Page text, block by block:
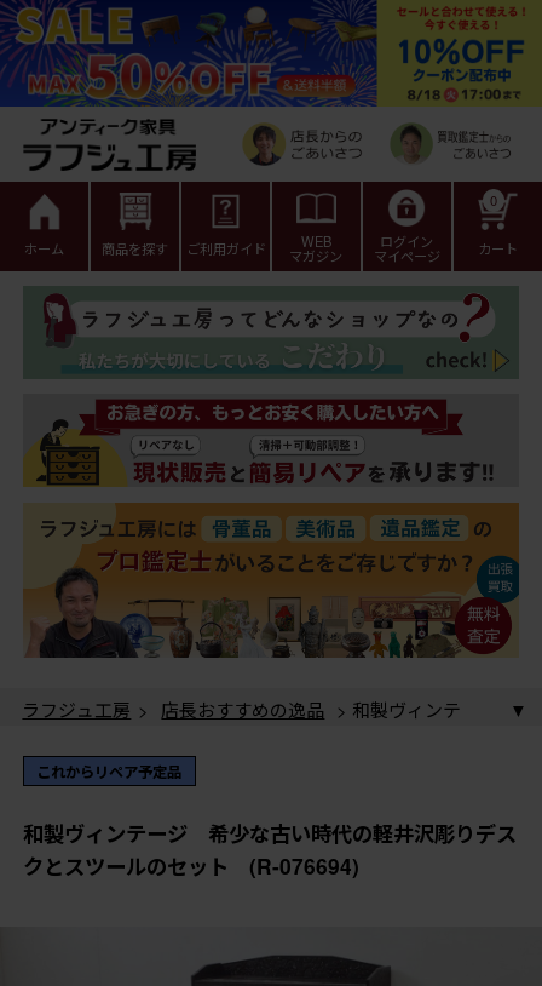
ホーム 商品を探す ご利用ガイド WEB
マガジン
ログイン
マイページ カート
0
ラフジュ工房 > 店長おすすめの逸品
セット (R-076694)
ラフジュ工房 > 民芸家具
な古い時代の軽井沢彫りデスクとスツールのセット
(R-076694)
ラフジュ工房 > 伝統工芸品 軽井沢彫 > 和製ヴィン
テージ 希少な古い時代の軽井沢彫りデスクとスツール
のセット (R-076694)
これからリペア予定品
和製ヴィンテージ 希少な古い時代の軽井沢彫りデス
クとスツールのセット (R-076694)